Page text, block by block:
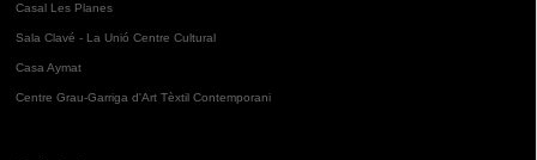
Casal Les Planes
Sala Clavé - La Unió Centre Cultural
Casa Aymat
Centre Grau-Garriga d'Art Tèxtil Contemporani